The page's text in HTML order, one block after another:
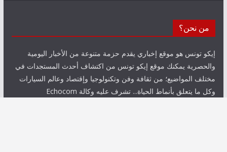
من نحن؟
إيكو تونس هو موقع إخباري يقدم حزمة متنوعة من الأخبار اليومية
والحصرية يمكنك موقع إيكو تونس من اكتشاف أحدث المستجدات في
مختلف المواضيع؛ من ثقافة وفن وتكنولوجيا وإقتصاد وعالم السيارات
وكل ما يتعلق بأنماط الحياة... تشرف عليه وكالة Echocom